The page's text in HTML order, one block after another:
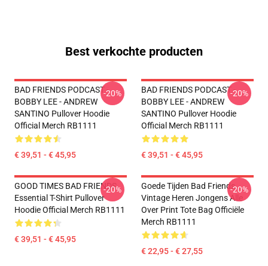
Best verkochte producten
BAD FRIENDS PODCAST -
BOBBY LEE - ANDREW
SANTINO Pullover Hoodie
Official Merch RB1111
€ 39,51 - € 45,95
-20%
BAD FRIENDS PODCAST -
BOBBY LEE - ANDREW
SANTINO Pullover Hoodie
Official Merch RB1111
€ 39,51 - € 45,95
-20%
GOOD TIMES BAD FRIENDS
Essential T-Shirt Pullover
Hoodie Official Merch RB1111
€ 39,51 - € 45,95
-20%
Goede Tijden Bad Friends
Vintage Heren Jongens Alle
Over Print Tote Bag Officiële
Merch RB1111
€ 22,95 - € 27,55
-20%